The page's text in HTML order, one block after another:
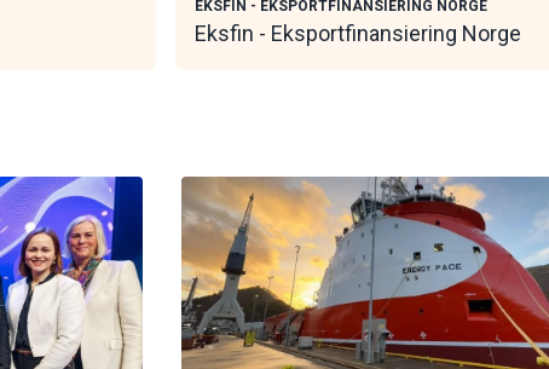
EKSFIN - EKSPORTFINANSIERING NORGE
Eksfin - Eksportfinansiering Norge